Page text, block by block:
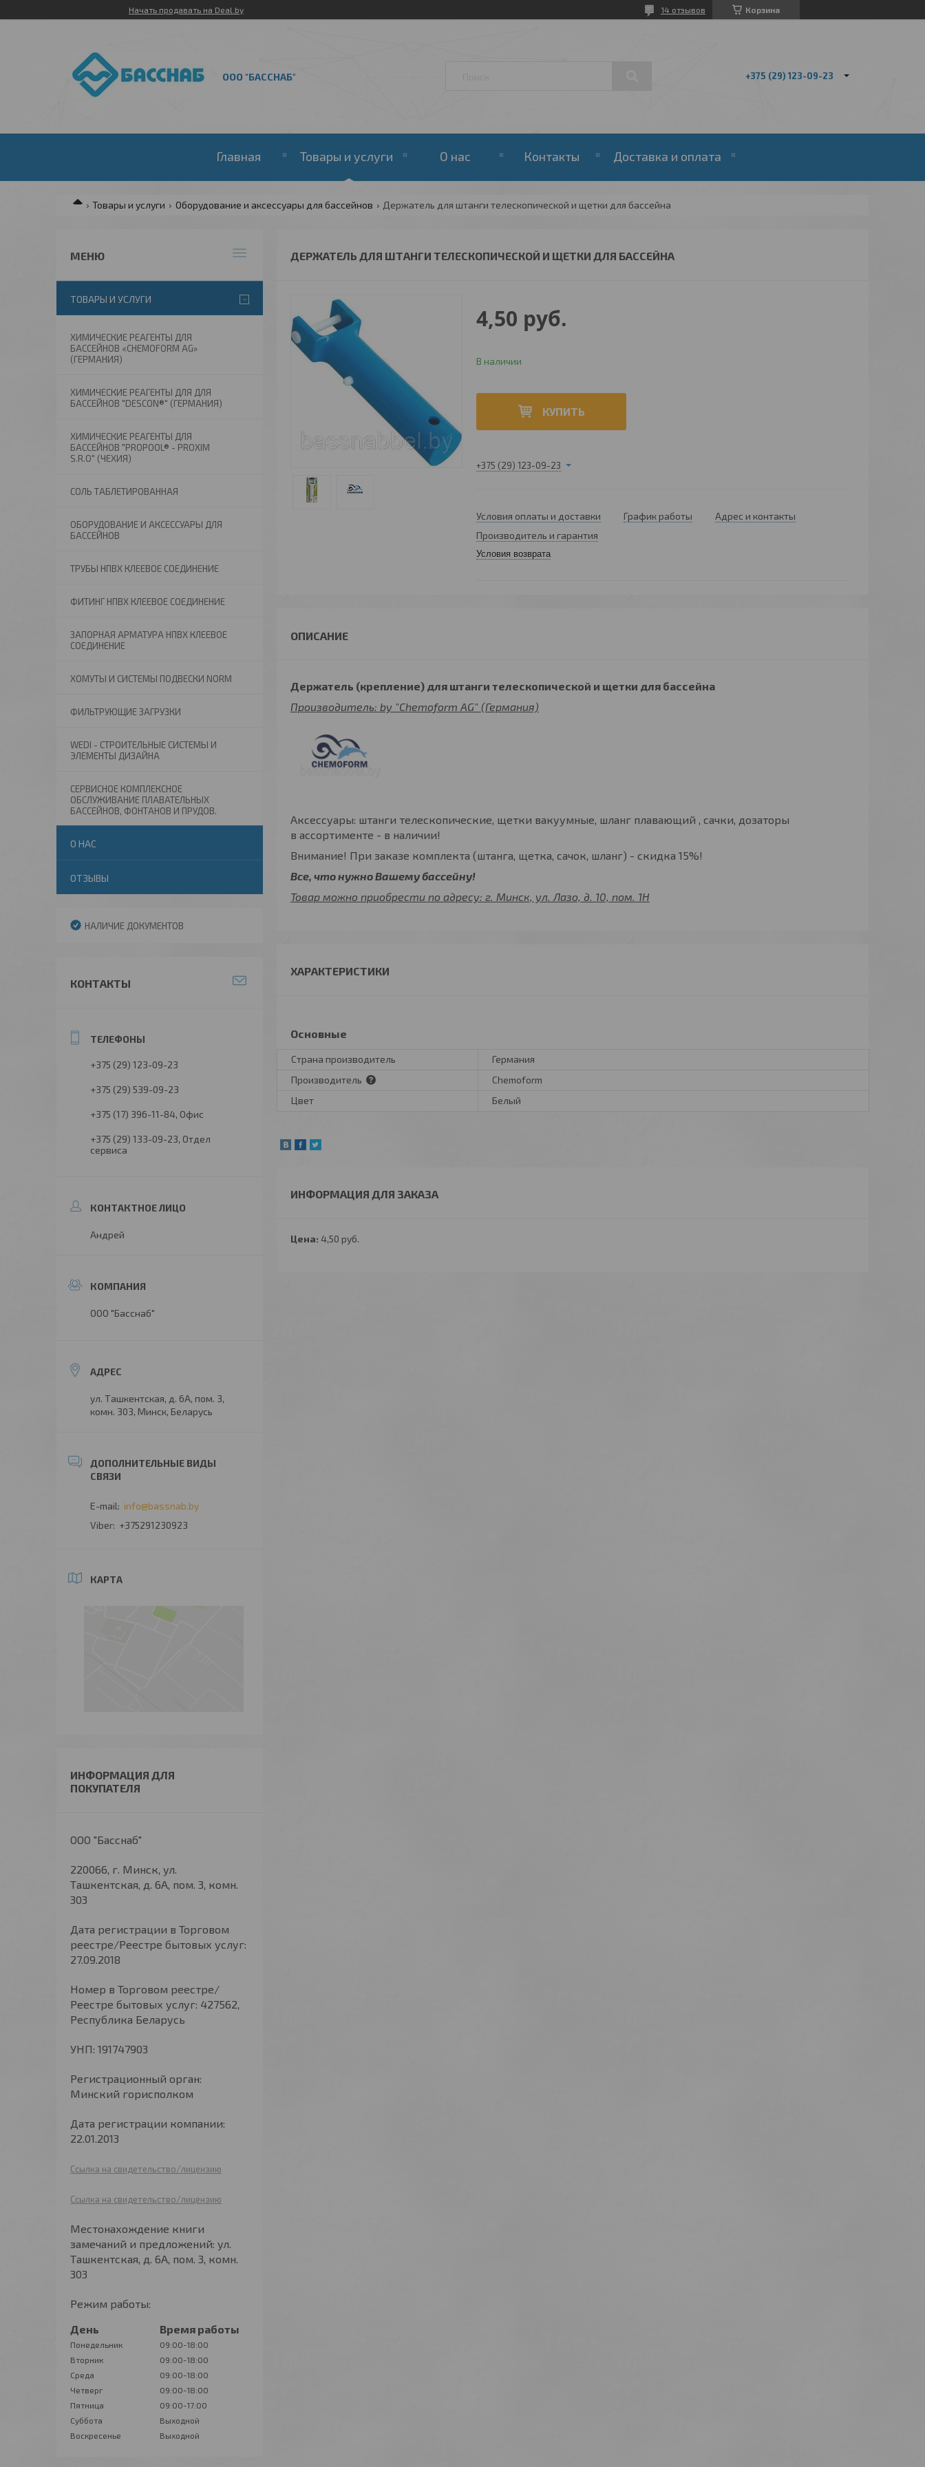
Начать продавать на Deal.by Корзина
14 отзывов
ООО "БАССНАБ" +375 (29) 123-09-23
Главная Товары и услуги О нас Контакты Доставка и оплата
Товары и услуги Оборудование и аксессуары для бассейнов Держатель для штанги телескопической и щетки для бассейна
ДЕРЖАТЕЛЬ ДЛЯ ШТАНГИ ТЕЛЕСКОПИЧЕСКОЙ И ЩЕТКИ ДЛЯ БАССЕЙНА
4,50 руб.
В наличии
КУПИТЬ
+375 (29) 123-09-23
Условия оплаты и доставки График работы
Адрес и контакты
Производитель и гарантия
Условия возврата
Держатель (крепление) для штанги телескопической и щетки для бассейна
Производитель: by "Chemoform AG" (Германия)
Аксессуары: штанги телескопические, щетки вакуумные, шланг плавающий , сачки, дозаторы
в ассортименте - в наличии!
Внимание! При заказе комплекта (штанга, щетка, сачок, шланг) - скидка 15%!
Все, что нужно Вашему бассейну!
Товар можно приобрести по адресу: г. Минск, ул. Лазо, д. 10, пом. 1Н
ХАРАКТЕРИСТИКИ
Основные
Страна производитель
Германия
Производитель
Chemoform
Цвет
Белый
ИНФОРМАЦИЯ ДЛЯ ЗАКАЗА
Цена: 4,50 руб.
ТОВАРЫ И УСЛУГИ
ХИМИЧЕСКИЕ РЕАГЕНТЫ ДЛЯ
БАССЕЙНОВ «CHEMOFORM AG»
(ГЕРМАНИЯ)
ХИМИЧЕСКИЕ РЕАГЕНТЫ ДЛЯ ДЛЯ
БАССЕЙНОВ "DESCON®" (ГЕРМАНИЯ)
ХИМИЧЕСКИЕ РЕАГЕНТЫ ДЛЯ
БАССЕЙНОВ "PROPOOL® - PROXIM
S.R.O" (ЧЕХИЯ)
СОЛЬ ТАБЛЕТИРОВАННАЯ
ОБОРУДОВАНИЕ И АКСЕССУАРЫ ДЛЯ
БАССЕЙНОВ
ТРУБЫ НПВХ КЛЕЕВОЕ СОЕДИНЕНИЕ
ФИТИНГ НПВХ КЛЕЕВОЕ СОЕДИНЕНИЕ
ЗАПОРНАЯ АРМАТУРА НПВХ КЛЕЕВОЕ
СОЕДИНЕНИЕ
ХОМУТЫ И СИСТЕМЫ ПОДВЕСКИ NORM
ФИЛЬТРУЮЩИЕ ЗАГРУЗКИ
WEDI - СТРОИТЕЛЬНЫЕ СИСТЕМЫ И
ЭЛЕМЕНТЫ ДИЗАЙНА
СЕРВИСНОЕ КОМПЛЕКСНОЕ
ОБСЛУЖИВАНИЕ ПЛАВАТЕЛЬНЫХ
БАССЕЙНОВ, ФОНТАНОВ И ПРУДОВ.
О НАС
ОТЗЫВЫ
НАЛИЧИЕ ДОКУМЕНТОВ
КОНТАКТЫ
+375 (29) 123-09-23
+375 (29) 539-09-23
+375 (17) 396-11-84 Офис
+375 (29) 133-09-23 Отдел
сервиса
Андрей
ООО "Басснаб"
ул. Ташкентская, д. 6А, пом. 3,
комн. 303, Минск, Беларусь
info@bassnab.by
+375291230923
КАРТА
ИНФОРМАЦИЯ ДЛЯ
ПОКУПАТЕЛЯ
ООО "Басснаб"
220066, г. Минск, ул.
Ташкентская, д. 6А, пом. 3, комн.
303
Дата регистрации в Торговом
реестре/Реестре бытовых услуг:
27.09.2018
Номер в Торговом реестре/
Реестре бытовых услуг: 427562,
Республика Беларусь
УНП: 191747903
Регистрационный орган:
Минский горисполком
Дата регистрации компании:
22.01.2013
Ссылка на свидетельство/лицензию
Ссылка на свидетельство/лицензию
Местонахождение книги
замечаний и предложений: ул.
Ташкентская, д. 6А, пом. 3, комн.
303
Режим работы:
День
Время работы
Понедельник
09:00-18:00
Вторник
09:00-18:00
Среда
09:00-18:00
Четверг
09:00-18:00
Пятница
09:00-17:00
Суббота
Выходной
Воскресенье
Выходной